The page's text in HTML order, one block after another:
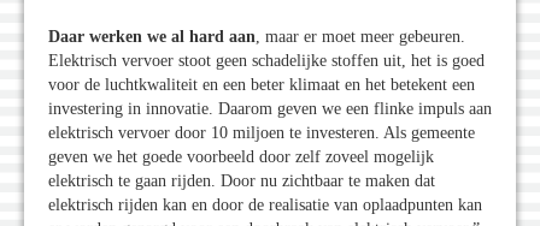
Daar werken we al hard aan, maar er moet meer gebeuren.
Elektrisch vervoer stoot geen schadelijke stoffen uit, het is goed
voor de luchtkwaliteit en een beter klimaat en het betekent een
investering in innovatie. Daarom geven we een flinke impuls aan
elektrisch vervoer door 10 miljoen te investeren. Als gemeente
geven we het goede voorbeeld door zelf zoveel mogelijk
elektrisch te gaan rijden. Door nu zichtbaar te maken dat
elektrisch rijden kan en door de realisatie van oplaadpunten kan